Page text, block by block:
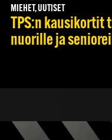
MIEHET, UUTISET
TPS:n kausikortit
nuorille ja